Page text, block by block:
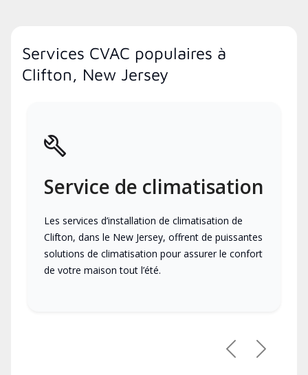
Services CVAC populaires à
Clifton, New Jersey
Service de climatisation
Les services d’installation de climatisation de
Clifton, dans le New Jersey, offrent de puissantes
solutions de climatisation pour assurer le confort
de votre maison tout l’été.
PrécédentSuivant